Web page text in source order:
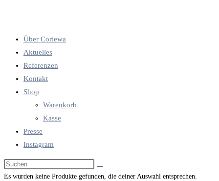
Über Coriewa
Aktuelles
Referenzen
Kontakt
Shop
Warenkorb
Kasse
Presse
Instagram
Diese
Website
Es wurden keine Produkte gefunden, die deiner Auswahl entsprechen.